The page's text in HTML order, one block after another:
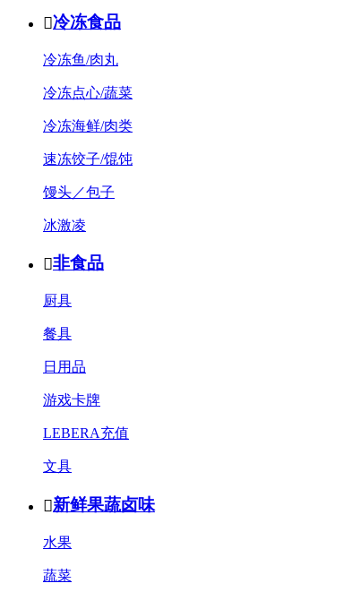
冷冻食品
冷冻鱼/肉丸
冷冻点心/蔬菜
冷冻海鲜/肉类
速冻饺子/馄饨
馒头／包子
冰激凌
非食品
厨具
餐具
日用品
游戏卡牌
LEBERA充值
文具
新鲜果蔬卤味
水果
蔬菜